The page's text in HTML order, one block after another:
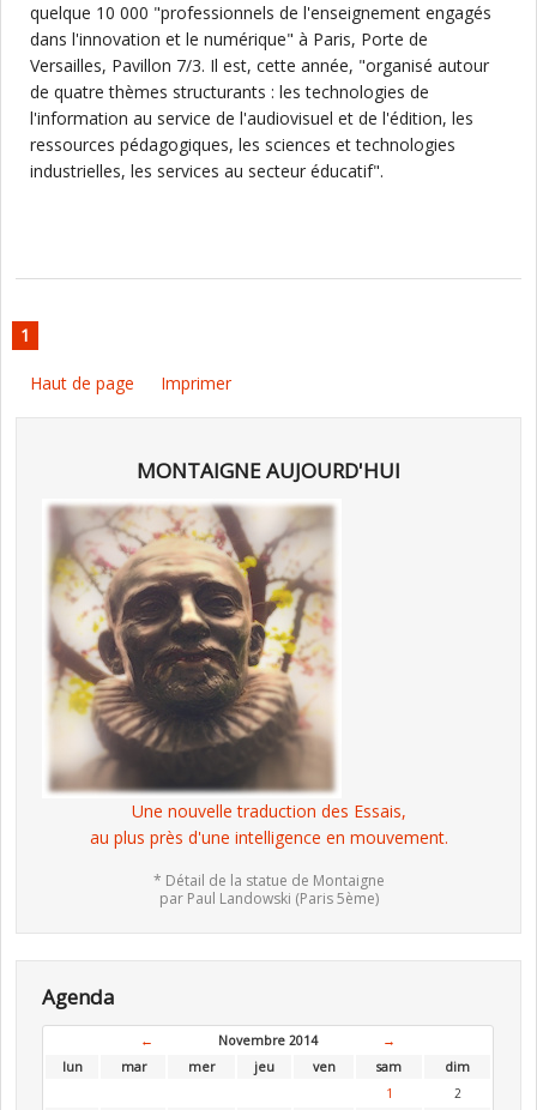
quelque 10 000 "professionnels de l'enseignement engagés
dans l'innovation et le numérique" à Paris, Porte de
Versailles, Pavillon 7/3. Il est, cette année, "organisé autour
de quatre thèmes structurants : les technologies de
l'information au service de l'audiovisuel et de l'édition, les
ressources pédagogiques, les sciences et technologies
industrielles, les services au secteur éducatif".
1
Haut de page Imprimer
MONTAIGNE AUJOURD'HUI
Une nouvelle traduction des Essais,
au plus près d'une intelligence en mouvement.
* Détail de la statue de Montaigne
par Paul Landowski (Paris 5ème)
Agenda
← Novembre 2014
→
lun
mar mer jeu ven sam
dim
1
2